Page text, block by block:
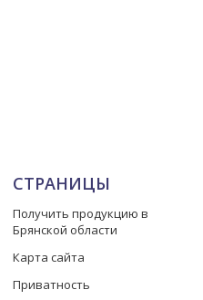
СТРАНИЦЫ
Получить продукцию в
Брянской области
Карта сайта
Приватность